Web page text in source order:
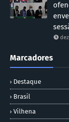
Marcadores
Destaque
Brasil
Vilhena